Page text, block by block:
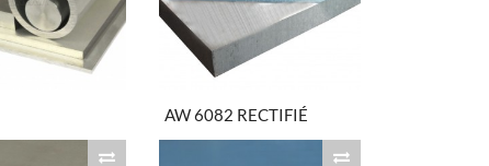
AW 6082 RECTIFIÉ